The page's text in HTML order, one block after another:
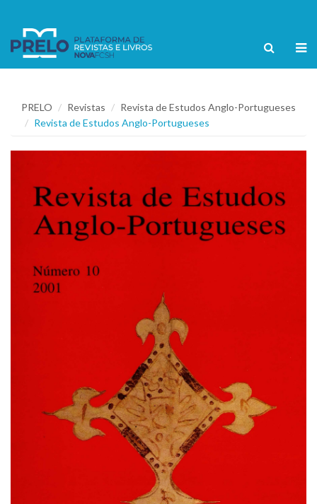
PRELO Revistas
Revista de Estudos Anglo-Portugueses
Revista de Estudos Anglo-Portugueses